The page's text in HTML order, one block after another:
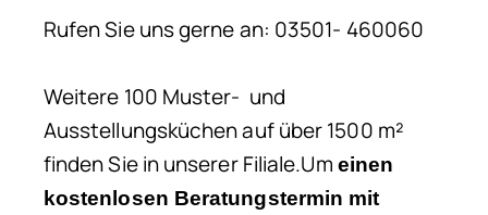
Rufen Sie uns gerne an: 03501- 460060
Weitere 100 Muster- und
Ausstellungsküchen auf über 1500 m²
finden Sie in unserer Filiale.Um einen
kostenlosen Beratungstermin mit